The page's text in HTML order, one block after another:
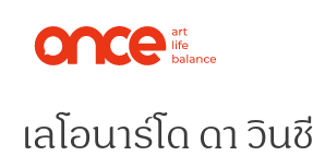
เลโอนาร์โด ดา วินชี